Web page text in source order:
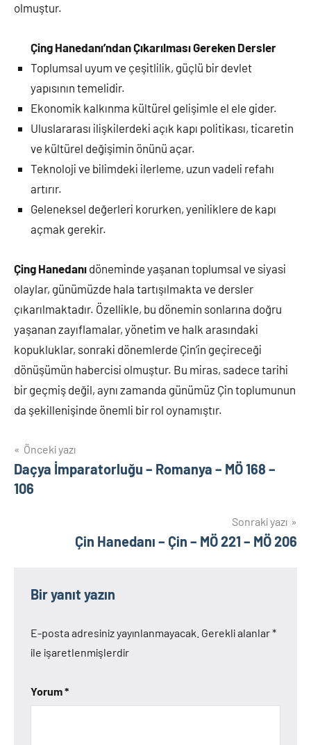
olmuştur.
Çing Hanedanı’ndan Çıkarılması Gereken Dersler
Toplumsal uyum ve çeşitlilik, güçlü bir devlet
yapısının temelidir.
Ekonomik kalkınma kültürel gelişimle el ele gider.
Uluslararası ilişkilerdeki açık kapı politikası, ticaretin
ve kültürel değişimin önünü açar.
Teknoloji ve bilimdeki ilerleme, uzun vadeli refahı
artırır.
Geleneksel değerleri korurken, yeniliklere de kapı
açmak gerekir.
Çing Hanedanı döneminde yaşanan toplumsal ve siyasi
olaylar, günümüzde hala tartışılmakta ve dersler
çıkarılmaktadır. Özellikle, bu dönemin sonlarına doğru
yaşanan zayıflamalar, yönetim ve halk arasındaki
kopukluklar, sonraki dönemlerde Çin’in geçireceği
dönüşümün habercisi olmuştur. Bu miras, sadece tarihi
bir geçmiş değil, aynı zamanda günümüz Çin toplumunun
da şekillenişinde önemli bir rol oynamıştır.
Yazı
gezinmesi
Önceki yazı
Daçya İmparatorluğu – Romanya – MÖ 168 –
106
Sonraki yazı
Çin Hanedanı – Çin – MÖ 221 – MÖ 206
Bir yanıt yazın
E-posta adresiniz yayınlanmayacak. Gerekli alanlar*
ile işaretlenmişlerdir
Yorum*